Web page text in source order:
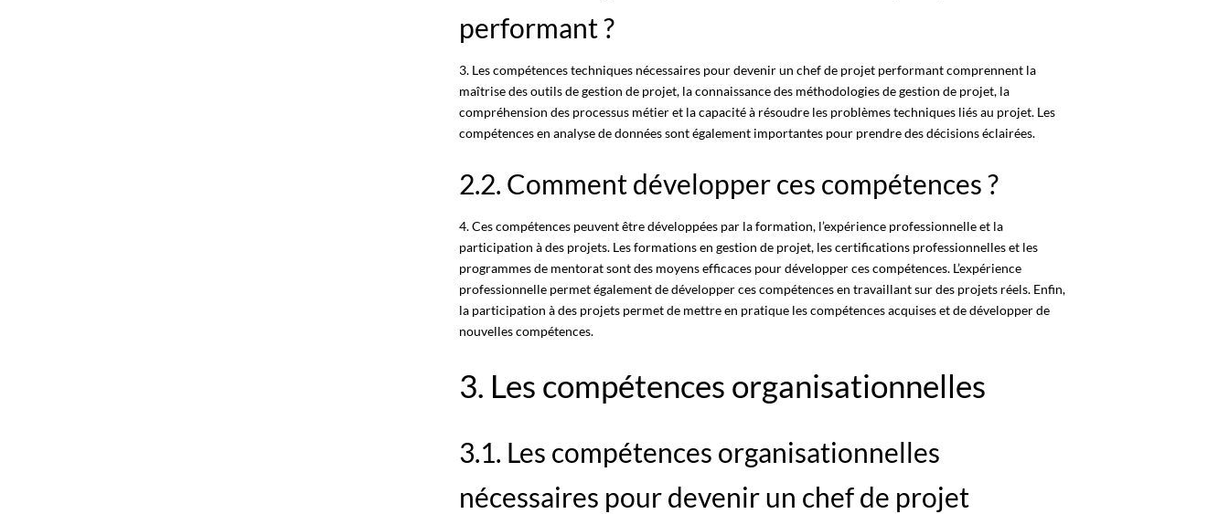
performant ?
3. Les compétences techniques nécessaires pour devenir un chef de projet performant comprennent la
maîtrise des outils degestion de projet, la connaissance des méthodologies de gestion de projet, la
compréhension des processus métier et la capacité à résoudre les problèmes techniques liés au projet. Les
compétences en analyse de données sont également importantes pour prendre des décisions éclairées.
2.2. Comment développer ces compétences ?
4. Ces compétences peuvent être développées par la formation, l’expérience professionnelle et la
participation à des projets. Les formations en gestion de projet, les certifications professionnelles et les
programmesde mentorat sont des moyens efficaces pour développer ces compétences. L’expérience
professionnelle permet également de développer ces compétences en travaillant sur des projets réels. Enfin,
la participation à des projets permet de mettre en pratique les compétences acquises et de développer de
nouvelles compétences.
3. Les compétences organisationnelles
3.1. Les compétences organisationnelles
nécessaires pour devenir un chef de projet